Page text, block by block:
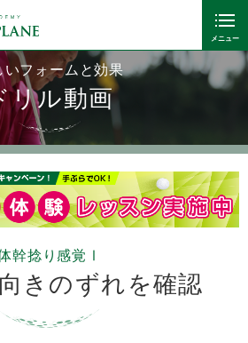
いフォームと効果
リル動画
幹捻り感覚Ⅰ
きのずれを確認